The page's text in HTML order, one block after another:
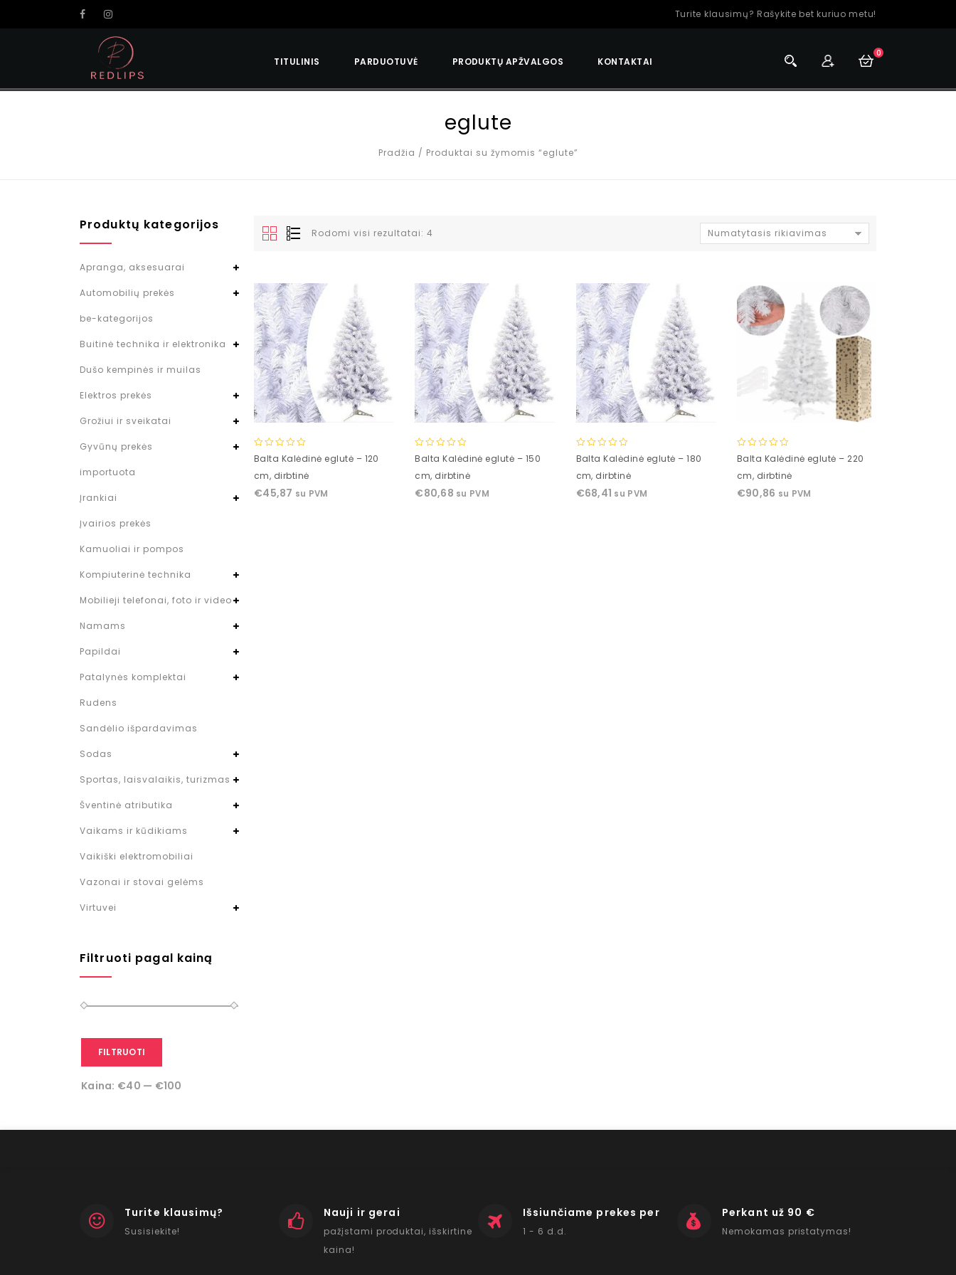
Turite klausimų? Rašykite bet kuriuo metu!
TITULINIS PARDUOTUVĖ PRODUKTŲ APŽVALGOS KONTAKTAI
0
eglute
Pradžia / Produktai su žymomis “eglute”
Rodomi visi rezultatai: 4 Numatytasis rikiavimas
0
of
5
Balta Kalėdinė eglutė – 120
cm, dirbtinė
€45,87 su PVM
0
of
5
Balta Kalėdinė eglutė – 150
cm, dirbtinė
€80,68 su PVM
0
of
5
Balta Kalėdinė eglutė – 180
cm, dirbtinė
€68,41 su PVM
0
of
5
Balta Kalėdinė eglutė – 220
cm, dirbtinė
€90,86 su PVM
Produktų kategorijos
Apranga, aksesuarai
Automobilių prekės
be-kategorijos
Buitinė technika ir elektronika
Dušo kempinės ir muilas
Elektros prekės
Grožiui ir sveikatai
Gyvūnų prekės
importuota
Įrankiai
Įvairios prekės
Kamuoliai ir pompos
Kompiuterinė technika
Mobilieji telefonai, foto ir video
Namams
Papildai
Patalynės komplektai
Rudens
Sandėlio išpardavimas
Sodas
Sportas, laisvalaikis, turizmas
Šventinė atributika
Vaikams ir kūdikiams
Vaikiški elektromobiliai
Vazonai ir stovai gelėms
Virtuvei
Filtruoti pagal kainą
FILTRUOTI
Kaina: €40 — €100
Turite klausimų?
Susisiekite!
Nauji ir gerai
pažįstami produktai, išskirtine
kaina!
Išsiunčiame prekes per
1 - 6 d.d.
Perkant už 90 €
Nemokamas pristatymas!